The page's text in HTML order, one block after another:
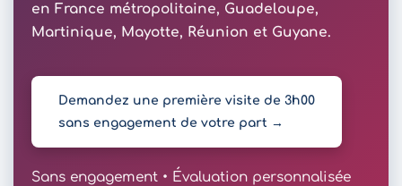
en France métropolitaine, Guadeloupe,
Martinique, Mayotte, Réunion et Guyane.
Demandez une première visite de 3h00
sans engagement de votre part →
Sans engagement • Évaluation personnalisée